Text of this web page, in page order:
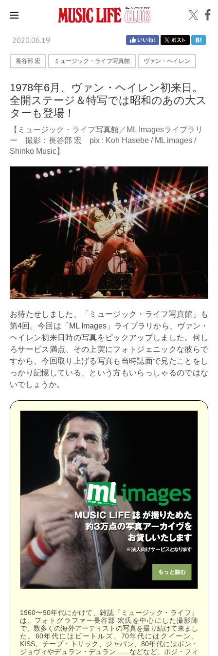
2020.06.19
長谷部 宏 ミュージック・ライフ写真館 ヴァン・ヘイレン
1978年6月、ヴァン・ヘイレン初来日。
全開ステージ＆特写では昭和のあの大ス
ターも登場！
【ミュージック・ライフ写真館／ML Imagesライブラリ
ー 撮影：長谷部 宏 pix : Koh Hasebe / ML images /
Shinko Music】
お待たせしました、「ミュージック・ライフ写真館」も
第4回。今回は「ML Images」ライブラリから、ヴァン・
ヘイレン初来日時の写真をピックアップしました。何し
ろサービス満点、その上実にフォトジェニックな彼らで
すから、今回取り上げる写真も当時誌面で見たことをし
っかり記憶している、という方もいらっしゃるのではな
いでしょうか。
1960〜90年代にかけて、雑誌『ミュージック・ライフ』
は、フォトグラファー長谷部 宏氏を中心にした撮影陣
で、数多くの海外アーティストの写真を撮り続けて来まし
た。60年代にはビートルズ、70年代にはクイーン、
KISS、チープ・トリック、ジャパン、80年代にはボン・
ジョヴィやデュラン・デュラン……などなど、ポジ・フィ